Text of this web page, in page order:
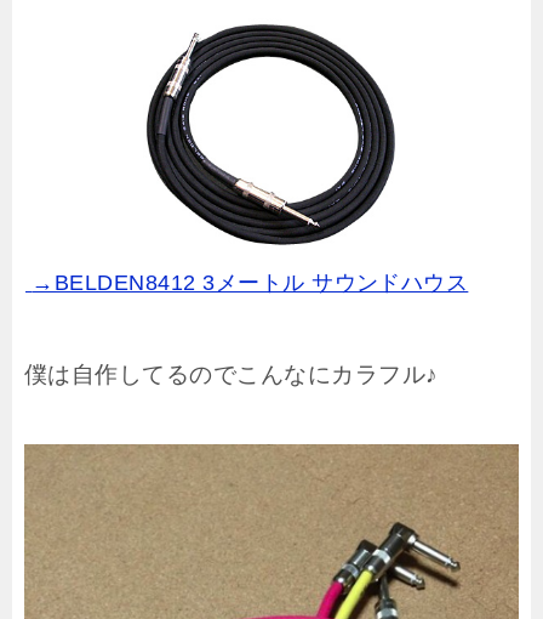
→BELDEN8412 3メートル サウンドハウス
僕は自作してるのでこんなにカラフル♪